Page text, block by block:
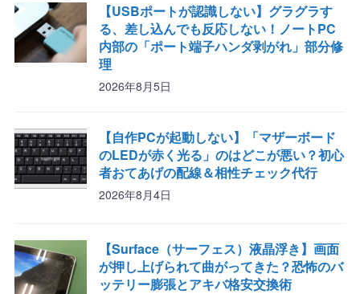
【USBポートが認識しない】グラグラす
る、差し込んでも反応しない！ノートPC
内部の「ポート端子ハンダ剥がれ」部分修
理
2026年8月5日
【自作PCが起動しない】「マザーボード
のLEDが赤く光る」のはどこが悪い？初心
者おてあげの配線＆相性チェック代行
2026年8月4日
【Surface（サーフェス）液晶浮き】画面
が押し上げられて曲がってきた？恐怖のバ
ッテリー膨張とアキバ格安交換術